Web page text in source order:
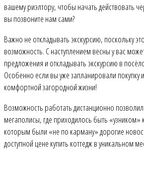
вашему риэлтору, чтобы начать действовать
вы позвоните нам сами?
Важно не откладывать экскурсию, поскольку
возможность. С наступлением весны у вас
предложения и откладывать экскурсию в
Особенно если вы уже запланировали покупку
комфортной загородной жизни!
Возможность работать дистанционно
мегаполисы, где приходилось быть «узником»
которым были «не по карману» дорогие
доступной цене купить коттедж в уникальном